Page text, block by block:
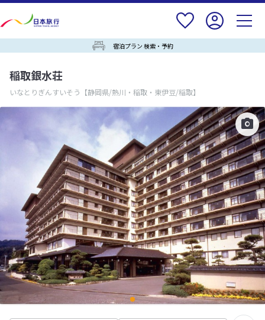
宿泊プラン 検索・予約
稲取銀水荘
いなとりぎんすいそう 【静岡県/熱川・稲取・東伊豆/稲取】